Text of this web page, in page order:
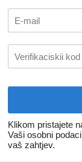
Klikom pristajete
Vaši osobni
vaš zahtjev.